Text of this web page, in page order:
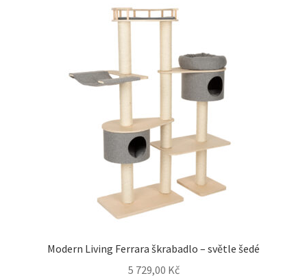
Modern Living Ferrara škrabadlo – světle šedé
5 729,00 Kč